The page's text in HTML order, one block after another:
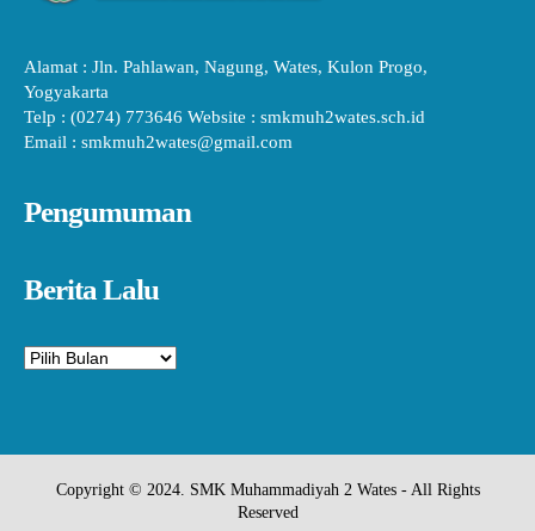
Alamat : Jln. Pahlawan, Nagung, Wates, Kulon Progo,
Yogyakarta
Telp : (0274) 773646 Website : smkmuh2wates.sch.id
Email : smkmuh2wates@gmail.com
Pengumuman
Berita Lalu
Arsip
Copyright © 2024. SMK Muhammadiyah 2 Wates - All Rights
Reserved